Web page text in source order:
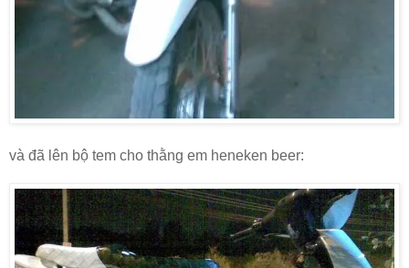
và đã lên bộ tem cho thằng em heneken beer: